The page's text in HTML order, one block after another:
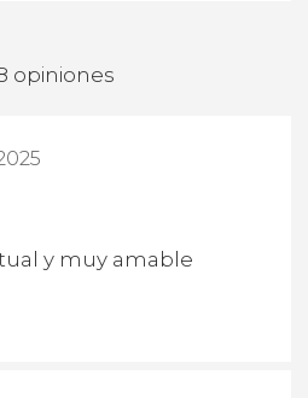
opiniones
y muy amable